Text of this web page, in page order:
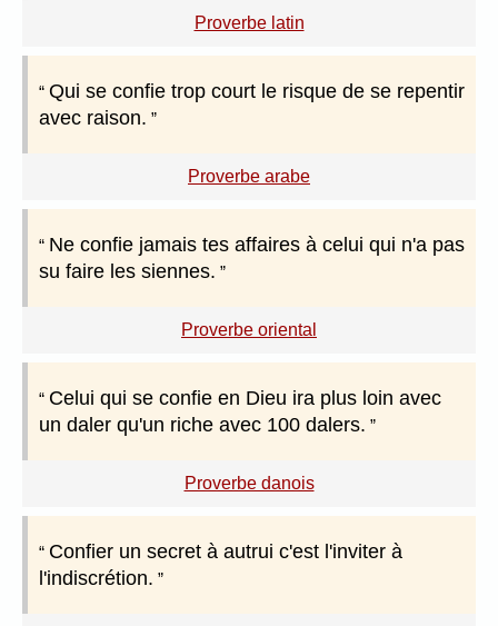
Proverbe latin
Qui se confie trop court le risque de se repentir
avec raison.
Proverbe arabe
Ne confie jamais tes affaires à celui qui n'a pas
su faire les siennes.
Proverbe oriental
Celui qui se confie en Dieu ira plus loin avec
un daler qu'un riche avec 100 dalers.
Proverbe danois
Confier un secret à autrui c'est l'inviter à
l'indiscrétion.